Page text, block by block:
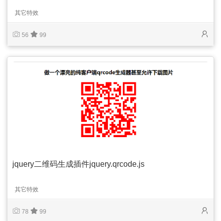
其它特效
56 99
jquery二维码生成插件jquery.qrcode.js
其它特效
78 99